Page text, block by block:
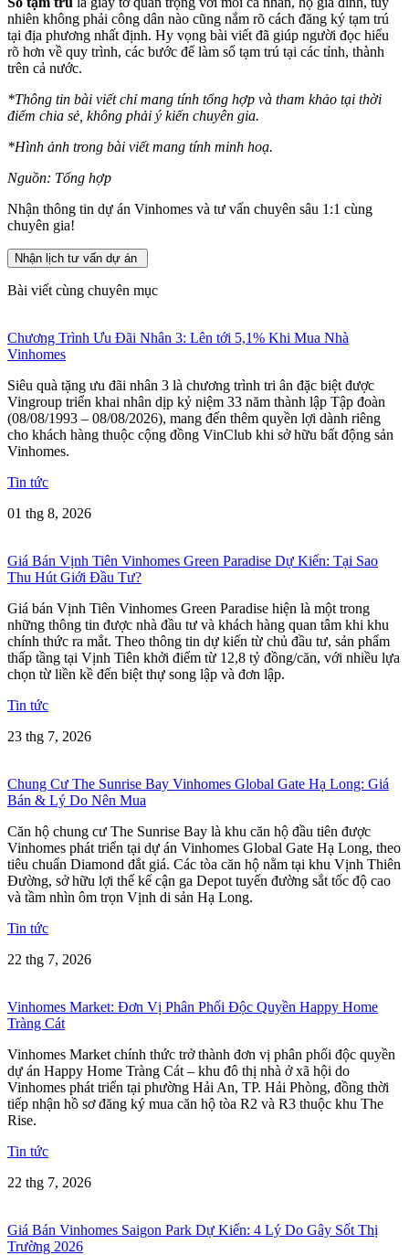
nhiên không phải công dân nào cũng nắm rõ cách đăng ký tạm trú
tại địa phương nhất định. Hy vọng bài viết đã giúp người đọc hiểu
rõ hơn về quy trình, các bước để làm sổ tạm trú tại các tỉnh, thành
trên cả nước.
*Thông tin bài viết chỉ mang tính tổng hợp và tham khảo tại thời
điểm chia sẻ, không phải ý kiến chuyên gia.
*Hình ảnh trong bài viết mang tính minh hoạ.
Nguồn: Tổng hợp
Nhận thông tin dự án Vinhomes và tư vấn chuyên sâu 1:1 cùng
chuyên gia!
Nhận lịch tư vấn dự án
Bài viết cùng chuyên mục
Chương Trình Ưu Đãi Nhân 3: Lên tới 5,1% Khi Mua Nhà
Vinhomes
Siêu quà tặng ưu đãi nhân 3 là chương trình tri ân đặc biệt được
Vingroup triển khai nhân dịp kỷ niệm 33 năm thành lập Tập đoàn
(08/08/1993 – 08/08/2026), mang đến thêm quyền lợi dành riêng
cho khách hàng thuộc cộng đồng VinClub khi sở hữu bất động sản
Vinhomes.
Tin tức
01 thg 8, 2026
Giá Bán Vịnh Tiên Vinhomes Green Paradise Dự Kiến: Tại Sao
Thu Hút Giới Đầu Tư?
Giá bán Vịnh Tiên Vinhomes Green Paradise hiện là một trong
những thông tin được nhà đầu tư và khách hàng quan tâm khi khu
chính thức ra mắt. Theo thông tin dự kiến từ chủ đầu tư, sản phẩm
thấp tầng tại Vịnh Tiên khởi điểm từ 12,8 tỷ đồng/căn, với nhiều lựa
chọn từ liền kề đến biệt thự song lập và đơn lập.
Tin tức
23 thg 7, 2026
Chung Cư The Sunrise Bay Vinhomes Global Gate Hạ Long: Giá
Bán & Lý Do Nên Mua
Căn hộ chung cư The Sunrise Bay là khu căn hộ đầu tiên được
Vinhomes phát triển tại dự án Vinhomes Global Gate Hạ Long, theo
tiêu chuẩn Diamond đắt giá. Các tòa căn hộ nằm tại khu Vịnh Thiên
Đường, sở hữu lợi thế kế cận ga Depot tuyến đường sắt tốc độ cao
và tầm nhìn ôm trọn Vịnh di sản Hạ Long.
Tin tức
22 thg 7, 2026
Vinhomes Market: Đơn Vị Phân Phối Độc Quyền Happy Home
Tràng Cát
Vinhomes Market chính thức trở thành đơn vị phân phối độc quyền
dự án Happy Home Tràng Cát – khu đô thị nhà ở xã hội do
Vinhomes phát triển tại phường Hải An, TP. Hải Phòng, đồng thời
tiếp nhận hồ sơ đăng ký mua căn hộ tòa R2 và R3 thuộc khu The
Rise.
Tin tức
22 thg 7, 2026
Giá Bán Vinhomes Saigon Park Dự Kiến: 4 Lý Do Gây Sốt Thị
Trường 2026